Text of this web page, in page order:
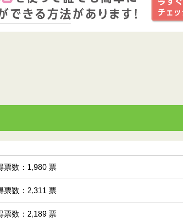
票数：1,980 票
票数：2,311 票
票数：2,189 票